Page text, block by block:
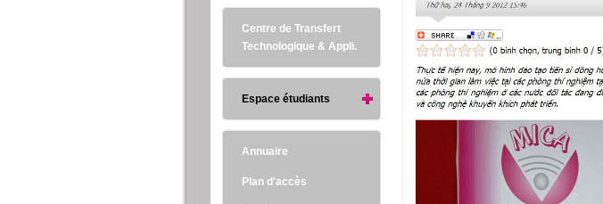
Centre de Transfert
Technologique & Appli.
Espace étudiants
Annuaire
Plan d'accès